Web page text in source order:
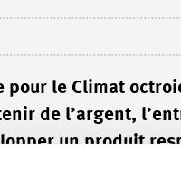
pour le Climat
de l’argent,
un produit